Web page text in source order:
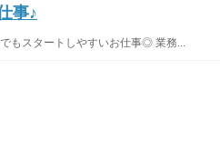
事♪
もスタートしやすいお仕事◎ 業務...